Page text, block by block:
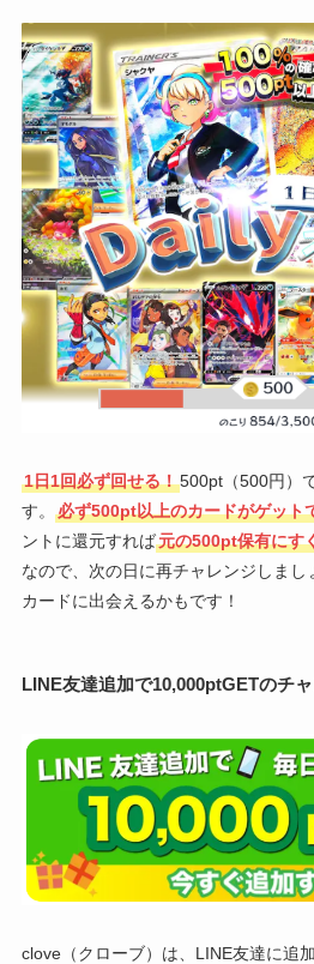
1日1回必ず回せる！500pt（500円）
す。
必ず500pt以上のカードがゲット
ントに還元すれば元の500pt保有にす
なので、次の日に再チャレンジしま
カードに出会えるかもです！
LINE友達追加で10,000ptGETのチ
clove（クローブ）は、LINE友達に追